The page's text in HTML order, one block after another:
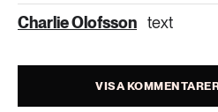
Charlie Olofsson text
VISA